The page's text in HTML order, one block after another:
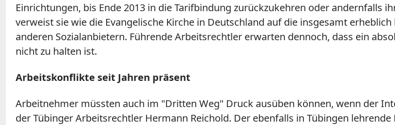
Einrichtungen, bis Ende 2013 in die Tarifbindung zurückzukehren oder andernfalls
verweist sie wie die Evangelische Kirche in Deutschland auf die insgesamt
anderen Sozialanbietern. Führende Arbeitsrechtler erwarten dennoch, dass ein
nicht zu halten ist.
Arbeitskonflikte seit Jahren präsent
Arbeitnehmer müssten auch im "Dritten Weg" Druck ausüben können, wenn der
der Tübinger Arbeitsrechtler Hermann Reichold. Der ebenfalls in Tübingen